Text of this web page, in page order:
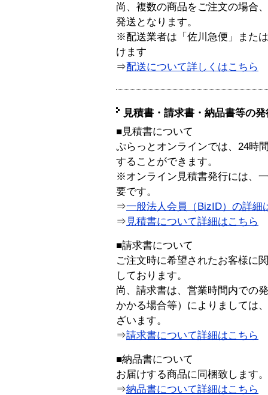
尚、複数の商品をご注文の場合
発送となります。
※配送業者は「佐川急便」また
けます
⇒配送について詳しくはこちら
見積書・請求書・納品書等の
■見積書について
ぷらっとオンラインでは、24時
することができます。
※オンライン見積書発行には、
要です。
⇒一般法人会員（BizID）の詳細
⇒ 見積書について詳細はこちら
■請求書について
ご注文時に希望されたお客様に
しております。
尚、請求書は、営業時間内での
かかる場合等）によりましては
ざいます。
⇒請求書について詳細はこちら
■納品書について
お届けする商品に同梱致します。
⇒納品書について詳細はこちら